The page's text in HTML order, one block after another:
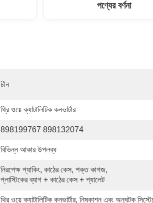
পণ্যের বর্ণনা
চীন
থ্রি ওয়ে ক্যাটালিটিক কনভার্টার
898199767 898132074
বিভিন্ন আকার উপলব্ধ
নিরপেক্ষ প্যাকিং, কাঠের কেস, শক্ত কাগজ,
প্লাস্টিকের ব্যাগ + কাঠের কেস + প্যালেট
থ্রি ওয়ে ক্যাটালিটিক কনভার্টার, নিষ্কাশন এবং অনুঘটক